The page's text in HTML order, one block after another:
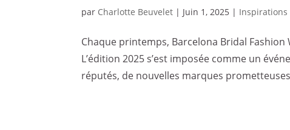
par Charlotte Beuvelet | Juin 1, 2025 | Inspirations
Chaque printemps, Barcelona Bridal
L’édition 2025 s’est imposée comme un
réputés, de nouvelles marques